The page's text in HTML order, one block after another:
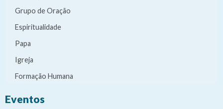
Grupo de Oração
Espiritualidade
Papa
Igreja
Formação Humana
Eventos